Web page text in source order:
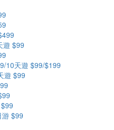
遊 $99
10天遊 $99/$199
遊 $99
$99